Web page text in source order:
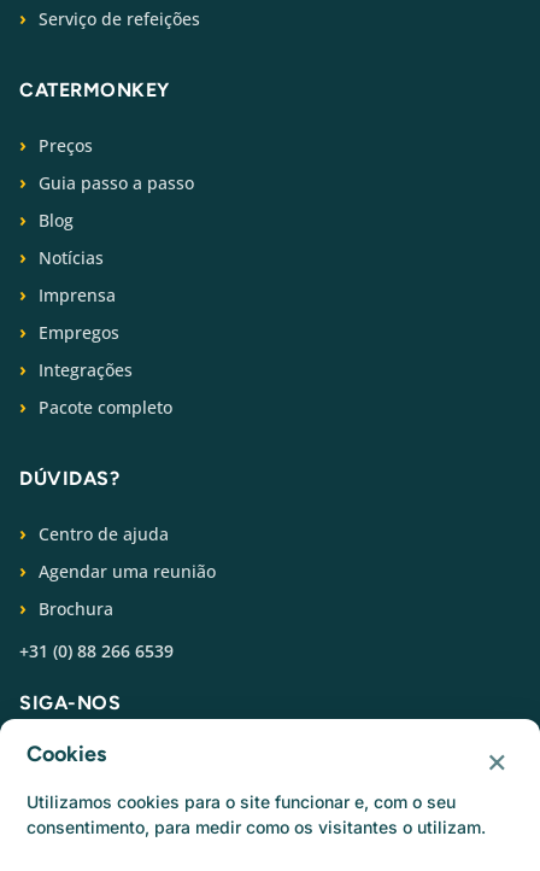
Serviço de refeições
CATERMONKEY
Preços
Guia passo a passo
Blog
Notícias
Imprensa
Empregos
Integrações
Pacote completo
DÚVIDAS?
Centro de ajuda
Agendar uma reunião
Brochura
+31 (0) 88 266 6539
SIGA-NOS
Cookies ×
Utilizamos cookies para o site funcionar e, com o seu
consentimento, para medir como os visitantes o utilizam.